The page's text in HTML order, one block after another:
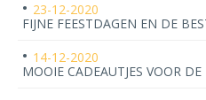
23-12-2020
FIJNE FEESTDAGEN EN DE
14-12-2020
MOOIE CADEAUTJES VOOR DE